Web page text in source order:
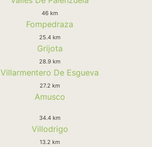
46 km
Fompedraza
25.4 km
Grijota
28.9 km
Villarmentero De Esgueva
27.2 km
Amusco
34.4 km
Villodrigo
13.2 km